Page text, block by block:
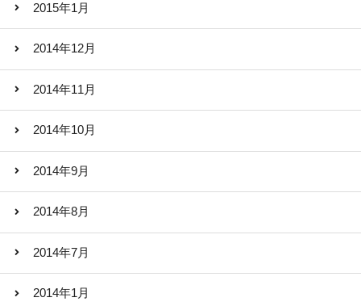
2015年1月
2014年12月
2014年11月
2014年10月
2014年9月
2014年8月
2014年7月
2014年1月